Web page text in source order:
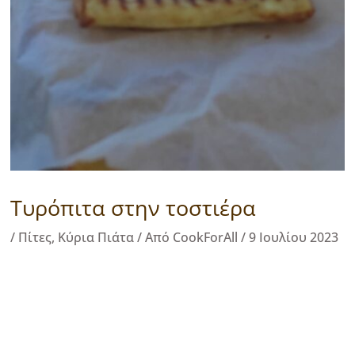
Τυρόπιτα στην τοστιέρα
/ Πίτες, Κύρια Πιάτα/ Από CookForAll /9 Ιουλίου 2023